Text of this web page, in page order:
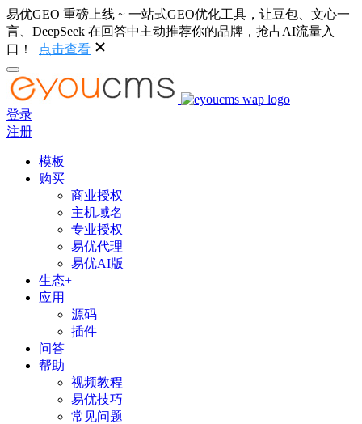
易优GEO 重磅上线 ~ 一站式GEO优化工具，让豆包、文心一
言、DeepSeek 在回答中主动推荐你的品牌，抢占AI流量入
口！
点击查看
登录
注册
模板
购买
商业授权
主机域名
专业授权
易优代理
易优AI版
生态+
应用
源码
插件
问答
帮助
视频教程
易优技巧
常见问题